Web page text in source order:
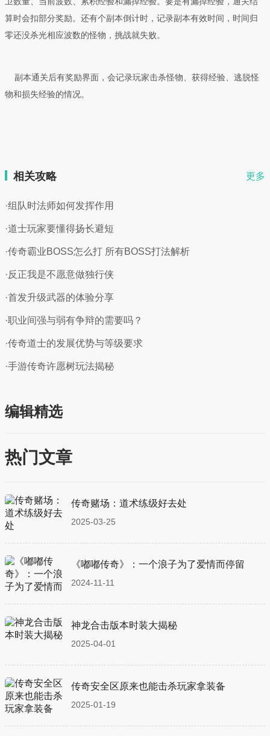
算时会扣部分奖励。还有个副本倒计时，记录副本有效时间，时间归
零还没杀光相应波数的怪物，挑战就失败。
副本通关后有奖励界面，会记录玩家击杀怪物、获得经验、逃脱怪
物和损失经验的情况。
相关攻略 更多
·组队时法师如何发挥作用
·道士玩家要懂得扬长避短
·传奇霸业BOSS怎么打 所有BOSS打法解析
·反正我是不愿意做独行侠
·首发升级武器的体验分享
·职业间强与弱有争辩的需要吗？
·传奇道士的发展优势与等级要求
·手游传奇许愿树玩法揭秘
编辑精选
热门文章
传奇赌场：道术练级好去处
2025-03-25
《嘟嘟传奇》：一个浪子为了爱情而停留
2024-11-11
神龙合击版本时装大揭秘
2025-04-01
传奇安全区原来也能击杀玩家拿装备
2025-01-19